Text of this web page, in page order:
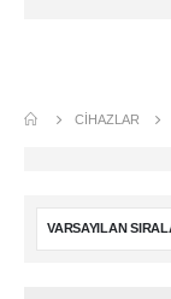
CIHAZLAR